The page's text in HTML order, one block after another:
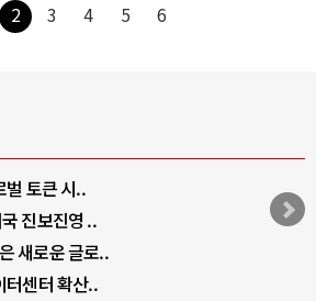
2 3 4 5 6
벌 토큰 시..
진보진영 ..
새로운 글로..
터센터 확산..